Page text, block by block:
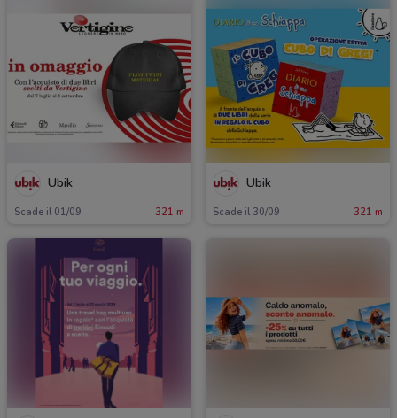
Ubik
Scade il 01/09 321 m
Ubik
Scade il 30/09 321 m